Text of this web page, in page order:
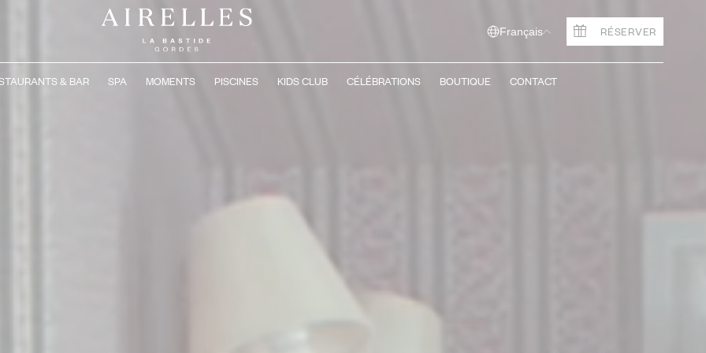
Français RÉSERVER
& BAR SPA MOMENTS PISCINES KIDS CLUB CÉLÉBRATIONS BOUTIQUE CONTACT